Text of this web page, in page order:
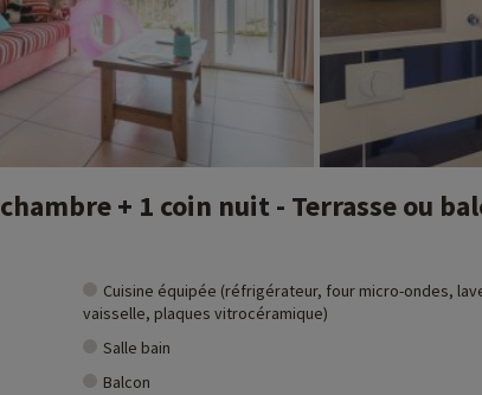
+ 1 coin nuit - Terrasse ou
Cuisine équipée (réfrigérateur, four micro-ondes,
vaisselle, plaques vitrocéramique)
Salle bain
Balcon